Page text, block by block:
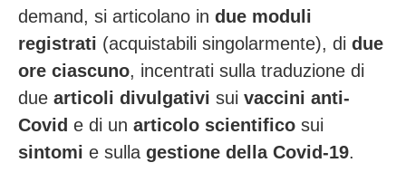
demand, si articolano in due moduli
registrati (acquistabili singolarmente), di due
ore ciascuno, incentrati sulla traduzione di
due articoli divulgativi sui vaccini anti-
Covid e di un articolo scientifico sui
sintomi e sulla gestione della Covid-19.